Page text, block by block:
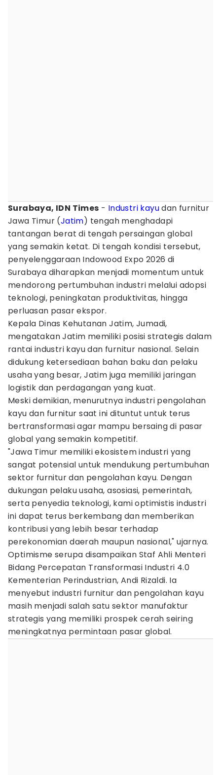
Surabaya, IDN Times - Industri kayudan furnitur
Jawa Timur (Jatim) tengah menghadapi
tantangan berat di tengah persaingan global
yang semakin ketat. Di tengah kondisi tersebut,
penyelenggaraan Indowood Expo 2026 di
Surabaya diharapkan menjadi momentum untuk
mendorong pertumbuhan industri melalui adopsi
teknologi, peningkatan produktivitas, hingga
perluasan pasar ekspor.
Kepala Dinas Kehutanan Jatim, Jumadi,
mengatakan Jatim memiliki posisi strategis dalam
rantai industri kayu dan furnitur nasional. Selain
didukung ketersediaan bahan baku dan pelaku
usaha yang besar, Jatim juga memiliki jaringan
logistik dan perdagangan yang kuat.
Meski demikian, menurutnya industri pengolahan
kayu dan furnitur saat ini dituntut untuk terus
bertransformasi agar mampu bersaing di pasar
global yang semakin kompetitif.
"Jawa Timur memiliki ekosistem industri yang
sangat potensial untuk mendukung pertumbuhan
sektor furnitur dan pengolahan kayu. Dengan
dukungan pelaku usaha, asosiasi, pemerintah,
serta penyedia teknologi, kami optimistis industri
ini dapat terus berkembang dan memberikan
kontribusi yang lebih besar terhadap
perekonomian daerah maupun nasional," ujarnya.
Optimisme serupa disampaikan Staf Ahli Menteri
Bidang Percepatan Transformasi Industri 4.0
Kementerian Perindustrian, Andi Rizaldi. Ia
menyebut industri furnitur dan pengolahan kayu
masih menjadi salah satu sektor manufaktur
strategis yang memiliki prospek cerah seiring
meningkatnya permintaan pasar global.